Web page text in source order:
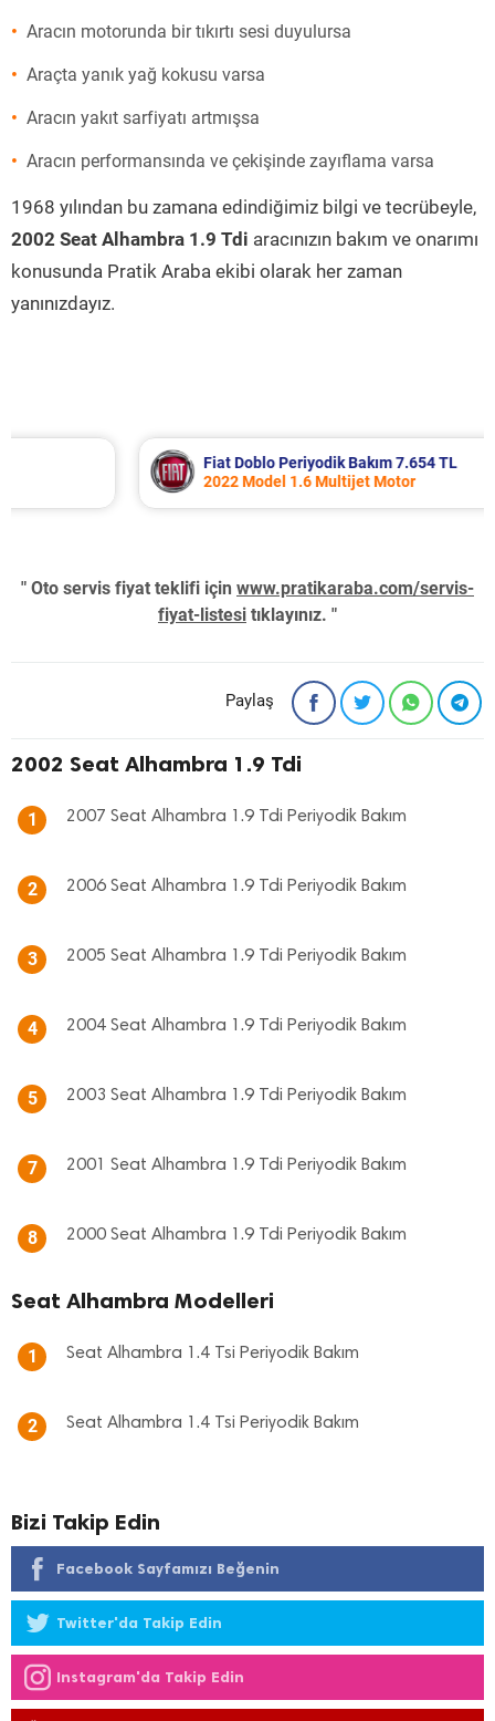
Aracın motorunda bir tıkırtı sesi duyulursa
Araçta yanık yağ kokusu varsa
Aracın yakıt sarfiyatı artmışsa
Aracın performansında ve çekişinde zayıflama varsa
1968 yılından bu zamana edindiğimiz bilgi ve tecrübeyle,
2002 Seat Alhambra 1.9 Tdi aracınızın bakım ve onarımı
konusunda Pratik Araba ekibi olarak her zaman
yanınızdayız.
Fiat Doblo Periyodik Bakım 7.654 TL
2022 Model 1.6 Multijet Motor
" Oto servis fiyat teklifi için www.pratikaraba.com/servis-
fiyat-listesi tıklayınız. "
Paylaş
2002 Seat Alhambra 1.9 Tdi
1 2007 Seat Alhambra 1.9 Tdi Periyodik Bakım
2 2006 Seat Alhambra 1.9 Tdi Periyodik Bakım
3 2005 Seat Alhambra 1.9 Tdi Periyodik Bakım
4 2004 Seat Alhambra 1.9 Tdi Periyodik Bakım
5 2003 Seat Alhambra 1.9 Tdi Periyodik Bakım
7 2001 Seat Alhambra 1.9 Tdi Periyodik Bakım
8 2000 Seat Alhambra 1.9 Tdi Periyodik Bakım
Seat Alhambra Modelleri
1 Seat Alhambra 1.4 Tsi Periyodik Bakım
2 Seat Alhambra 1.4 Tsi Periyodik Bakım
Bizi Takip Edin
Facebook Sayfamızı Beğenin
Twitter'da Takip Edin
Instagram'da Takip Edin